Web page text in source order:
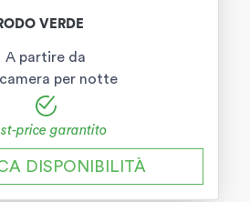
VERDE
A partire da
per notte
price garantito
DISPONIBILITÀ